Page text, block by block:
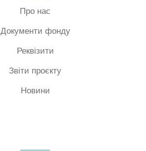
Про нас
Документи фонду
Реквізити
Звіти проєкту
Новини